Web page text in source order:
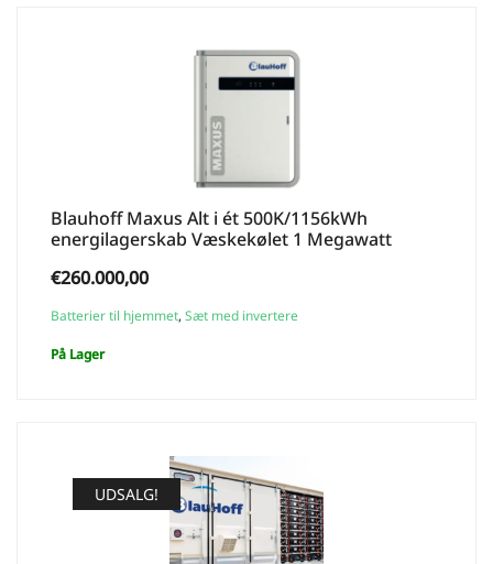
Blauhoff Maxus Alt i ét 500K/1156kWh
energilagerskab Væskekølet 1 Megawatt
€260.000,00
Batterier til hjemmet, Sæt med invertere
På Lager
UDSALG!